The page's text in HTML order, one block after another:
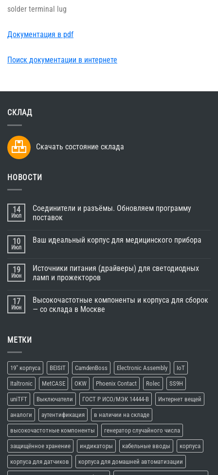
solder terminal lug
Документация в pdf
Поиск документации в интернете
СКЛАД
Скачать состояние склада
НОВОСТИ
14
Июл
Соединители и разъёмы. Обновляем программу
поставок
10
Июл
Ваш идеальный корпус для медицинского прибора
19
Июн
Источники питания (драйверы) для светодиодных
ламп и прожекторов
17
Июн
Высокочастотные компоненты и корпуса для сборок
— со склада в Москве
МЕТКИ
19" корпуса BEISIT CamdenBoss Electronic Assembly IoT
Italtronic MetCASE OKW Phoenix Contact Rolec SS9H
uniTFT Выключатели ГОСТ Р ИСО/МЭК 14444-В Интернет вещей
аналоги аутентификация в наличии на складе
высокочастотные компоненты генератор случайного числа
защищённое хранение индикаторы кабельные вводы корпуса
корпуса для датчиков корпуса для домашней автоматизации